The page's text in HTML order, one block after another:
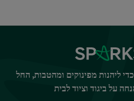
הצטרפו ל-Sparks כדי ליהנות מפינוקים ומהטבות, החל